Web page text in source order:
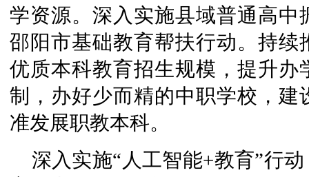
学资源。深入实施县域普通高
邵阳市基础教育帮扶行动。持
优质本科教育招生规模，提升
制，办好少而精的中职学校，
准发展职教本科。
深入实施“人工智能+教育”行